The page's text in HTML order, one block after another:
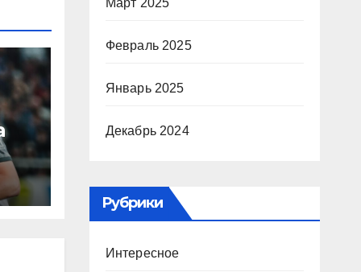
Март 2025
Февраль 2025
Январь 2025
Декабрь 2024
Рубрики
Интересное